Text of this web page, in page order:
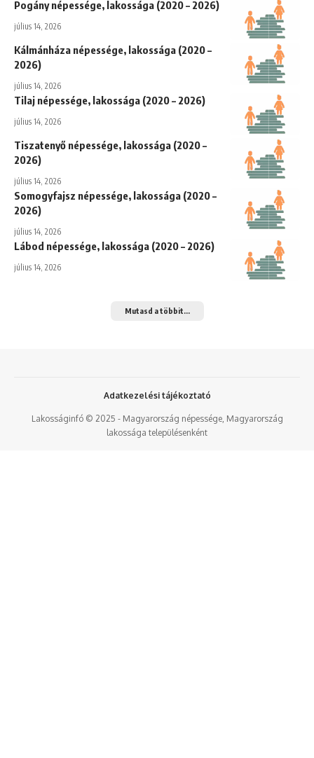
Pogány népessége, lakossága (2020 – 2026)
július 14, 2026
Kálmánháza népessége, lakossága (2020 –
2026)
július 14, 2026
Tilaj népessége, lakossága (2020 – 2026)
július 14, 2026
Tiszatenyő népessége, lakossága (2020 –
2026)
július 14, 2026
Somogyfajsz népessége, lakossága (2020 –
2026)
július 14, 2026
Lábod népessége, lakossága (2020 – 2026)
július 14, 2026
Mutasd a többit...
Lakosságinfó © 2025 - Magyarország népessége, Magyarország
lakossága településenként
Adatkezelési tájékoztató